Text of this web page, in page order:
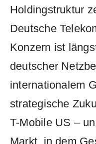
Holdingstruktur
Deutsche
Konzern ist
deutscher
internationalem
strategische
T-Mobile US –
Markt, in dem